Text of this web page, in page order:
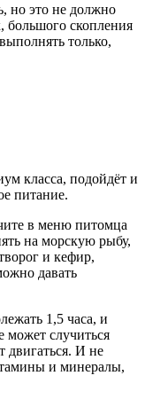
но это не должно
большого скопления
только,
класса, подойдёт и
питание.
в меню питомца
на морскую рыбу,
и кефир,
давать
1,5 часа, и
может случиться
двигаться. И не
и минералы,